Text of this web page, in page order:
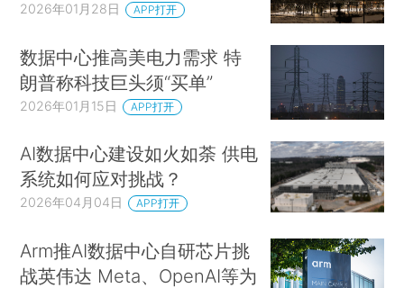
2026年01月28日 APP打开
数据中心推高美电力需求 特
朗普称科技巨头须“买单”
2026年01月15日 APP打开
AI数据中心建设如火如荼 供电
系统如何应对挑战？
2026年04月04日 APP打开
Arm推AI数据中心自研芯片挑
战英伟达 Meta、OpenAI等为